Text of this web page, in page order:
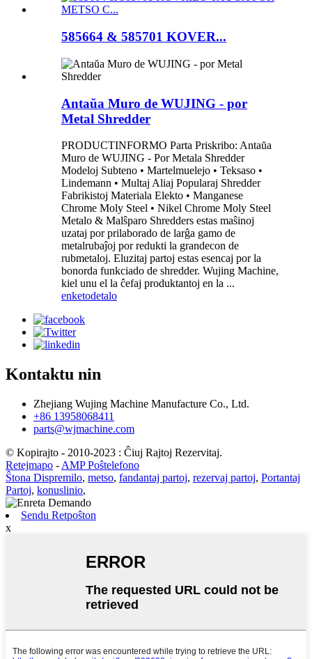
585664 & 585701 KOVER...
Antaŭa Muro de WUJING - por
Metal Shredder
PRODUCTINFORMO Parta Priskribo: Antaŭa
Muro de WUJING - Por Metala Shredder
Modeloj Subteno • Martelmuelejo • Teksaso •
Lindemann • Multaj Aliaj Popularaj Shredder
Fabrikistoj Materiala Elekto • Manganese
Chrome Moly Steel • Nikel Chrome Moly Steel
Metalo & Malŝparo Shredders estas maŝinoj
uzataj por prilaborado de larĝa gamo de
metalrubaĵoj por redukti la grandecon de
rubmetaloj. Eluzitaj partoj estas esencaj por la
bonorda funkciado de shredder. Wujing Machine,
kiel unu el la ĉefaj produktantoj en la ...
enketodetalo
Kontaktu nin
Zhejiang Wujing Machine Manufacture Co., Ltd.
+86 13958068411
parts@wjmachine.com
© Kopirajto - 2010-2023 : Ĉiuj Rajtoj Rezervitaj.
Retejmapo - AMP Poŝtelefono
Ŝtona Dispremilo, metso, fandantaj partoj, rezervaj partoj, Portantaj
Partoj, konuslinio,
Sendu Retpoŝton
x